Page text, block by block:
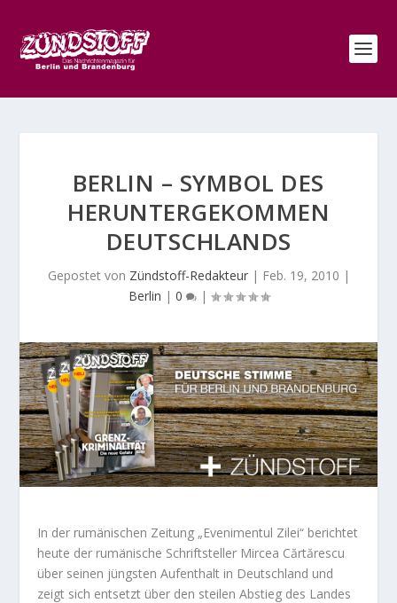
BERLIN – SYMBOL DES
HERUNTERGEKOMMEN
DEUTSCHLANDS
Gepostet von Zündstoff-Redakteur| Feb. 19, 2010 |
Berlin | 0 |
In der rumänischen Zeitung „Evenimentul Zilei“ berichtet
heute der rumänische Schriftsteller Mircea Cărtărescu
über seinen jüngsten Aufenthalt in Deutschland und
zeigt sich entsetzt über den steilen Abstieg des Landes